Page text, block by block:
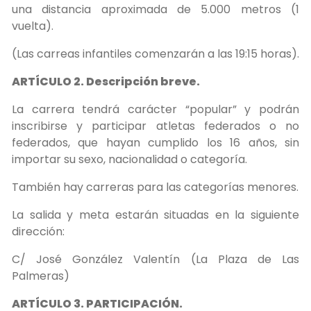
una distancia aproximada de 5.000 metros (1
vuelta).
(Las carreas infantiles comenzarán a las 19:15 horas).
ARTÍCULO 2. Descripción breve.
La carrera tendrá carácter “popular” y podrán
inscribirse y participar atletas federados o no
federados, que hayan cumplido los 16 años, sin
importar su sexo, nacionalidad o categoría.
También hay carreras para las categorías menores.
La salida y meta estarán situadas en la siguiente
dirección:
C/ José González Valentín (La Plaza de Las
Palmeras)
ARTÍCULO 3. PARTICIPACIÓN.